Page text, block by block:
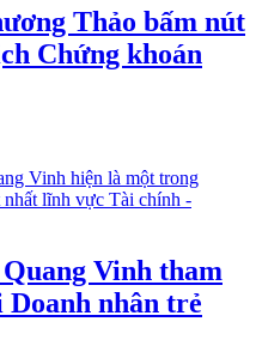
Thảo bấm nút
Chứng khoán
Vinh tham
nhân trẻ